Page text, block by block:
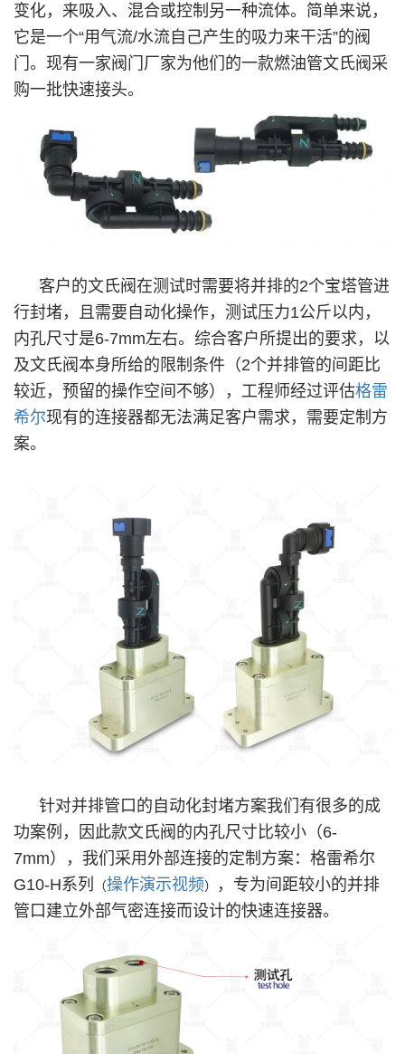
变化，来吸入、混合或控制另一种流体。简单来说，
它是一个“用气流/水流自己产生的吸力来干活”的阀
门。现有一家阀门厂家为他们的一款燃油管文氏阀采
购一批快速接头。
客户的文氏阀在测试时需要将并排的2个宝塔管进
行封堵，且需要自动化操作，测试压力1公斤以内，
内孔尺寸是6-7mm左右。综合客户所提出的要求，以
及文氏阀本身所给的限制条件（2个并排管的间距比
较近，预留的操作空间不够），工程师经过评估格雷
希尔现有的连接器都无法满足客户需求，需要定制方
案。
针对并排管口的自动化封堵方案我们有很多的成
功案例，因此款文氏阀的内孔尺寸比较小（6-
7mm），我们采用外部连接的定制方案：格雷希尔
G10-H系列
（操作演示视频）
，专为间距较小的并排
管口建立外部气密连接而设计的快速连接器。